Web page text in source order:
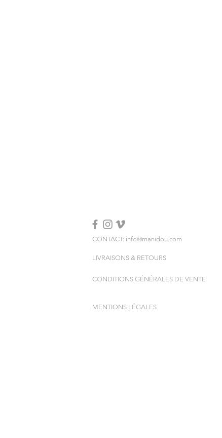
CONTACT: info@manidou.com
LIVRAISONS & RETOURS
CONDITIONS GÉNÉRALES DE VENTE
MENTIONS LÉGALES